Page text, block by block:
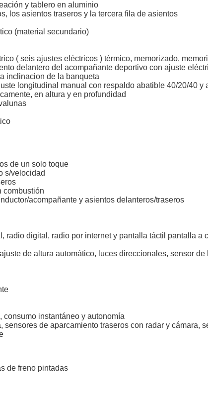
y tablero en aluminio
los asientos traseros y la tercera fila de asientos
(material secundario)
( seis ajustes eléctricos ) térmico, memorizado,
delantero del acompañante deportivo con ajuste
inclinacion de la banqueta
longitudinal manual con respaldo abatible 40/20/40
en altura y en profundidad
de un solo toque
s/velocidad
combustión
acompañante y asientos delanteros/traseros
radio digital, radio por internet y pantalla táctil pantalla a
de altura automático, luces direccionales, sensor
instantáneo y autonomía
de aparcamiento traseros con radar y cámara,
de freno pintadas